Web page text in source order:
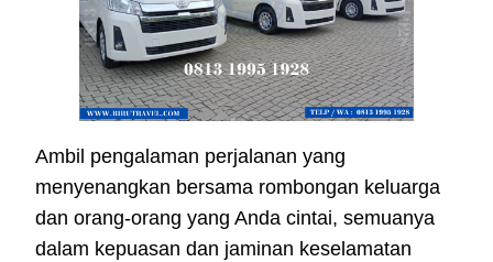
Ambil pengalaman perjalanan yang
menyenangkan bersama rombongan keluarga
dan orang-orang yang Anda cintai, semuanya
dalam kepuasan dan jaminan keselamatan